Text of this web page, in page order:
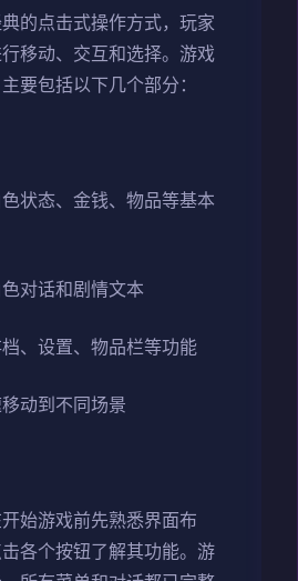
的点击式操作方式，玩家
移动、交互和选择。游戏
要包括以下几个部分：
状态、金钱、物品等基本
对话和剧情文本
、设置、物品栏等功能
动到不同场景
始游戏前先熟悉界面布
各个按钮了解其功能。游